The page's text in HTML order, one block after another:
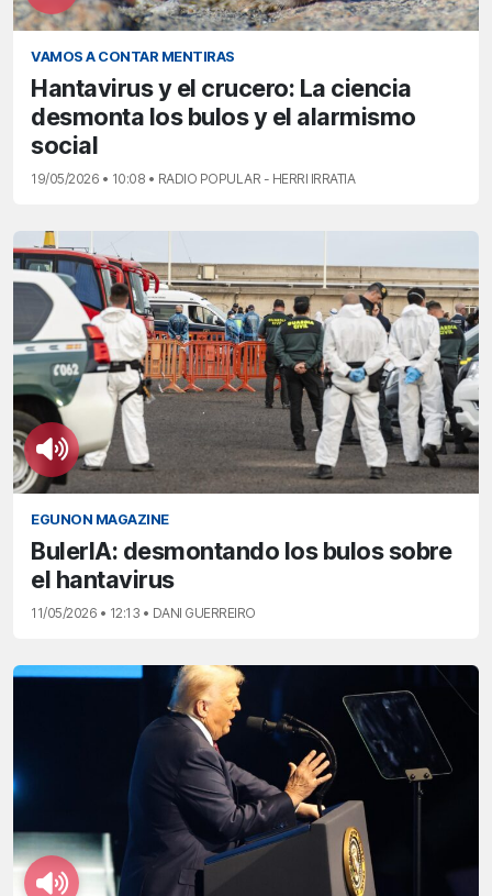
VAMOS A CONTAR MENTIRAS
Hantavirus y el crucero: La ciencia
desmonta los bulos y el alarmismo
social
19/05/2026 • 10:08 • RADIO POPULAR - HERRI IRRATIA
EGUNON MAGAZINE
BulerIA: desmontando los bulos sobre
el hantavirus
11/05/2026 • 12:13 • DANI GUERREIRO